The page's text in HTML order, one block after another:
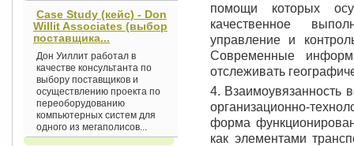
Case Study (кейс) - Don
Willit Associates (выбор
поставщика...
Дон Уиллит работал в
качестве консультанта по
выбору поставщиков и
осуществлению проекта по
переоборудованию
компьютерных систем для
одного из мегаполисов...
помощи которых
качественное
управление и
Современные
отслеживать
4. Взаимоувязанность
организационно-
форма
как элементами